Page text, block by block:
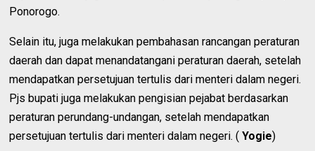
Ponorogo.
Selain itu, juga melakukan pembahasan rancangan peraturan
daerah dan dapat menandatangani peraturan daerah, setelah
mendapatkan persetujuan tertulis dari menteri dalam negeri.
Pjs bupati juga melakukan pengisian pejabat berdasarkan
peraturan perundang-undangan, setelah mendapatkan
persetujuan tertulis dari menteri dalam negeri. (Yogie)